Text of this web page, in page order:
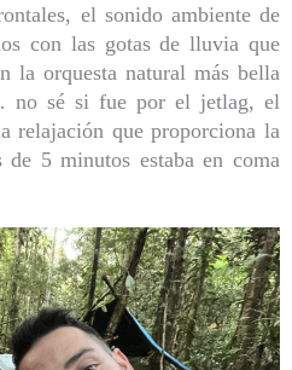
el sonido ambiente de
con las gotas de lluvia que
la orquesta natural más bella
no sé si fue por el jetlag, el
relajación que proporciona la
de 5 minutos estaba en coma